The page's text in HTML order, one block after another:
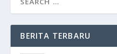
BERITA TERBARU